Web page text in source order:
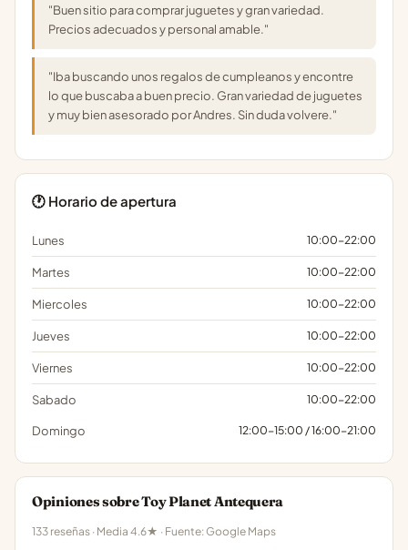
"Buen sitio para comprar juguetes y gran variedad.
Precios adecuados y personal amable."
"Iba buscando unos regalos de cumpleanos y encontre
lo que buscaba a buen precio. Gran variedad de juguetes
y muy bien asesorado por Andres. Sin duda volvere."
🕐 Horario de apertura
Lunes 10:00-22:00
Martes 10:00-22:00
Miercoles 10:00-22:00
Jueves 10:00-22:00
Viernes 10:00-22:00
Sabado 10:00-22:00
Domingo 12:00-15:00 / 16:00-21:00
Opiniones sobre Toy Planet Antequera
133 reseñas · Media 4.6★ · Fuente: Google Maps